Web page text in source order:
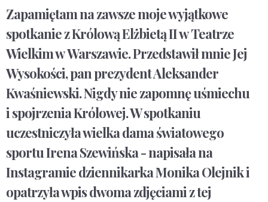
Zapamiętam na zawsze moje wyjątkowe
spotkanie z Królową Elżbietą II w Teatrze
Wielkim w Warszawie. Przedstawił mnie Jej
Wysokości, pan prezydent Aleksander
Kwaśniewski. Nigdy nie zapomnę uśmiechu
i spojrzenia Królowej. W spotkaniu
uczestniczyła wielka dama światowego
sportu Irena Szewińska - napisała na
Instagramie dziennikarka Monika Olejnik i
opatrzyła wpis dwoma zdjęciami z tej